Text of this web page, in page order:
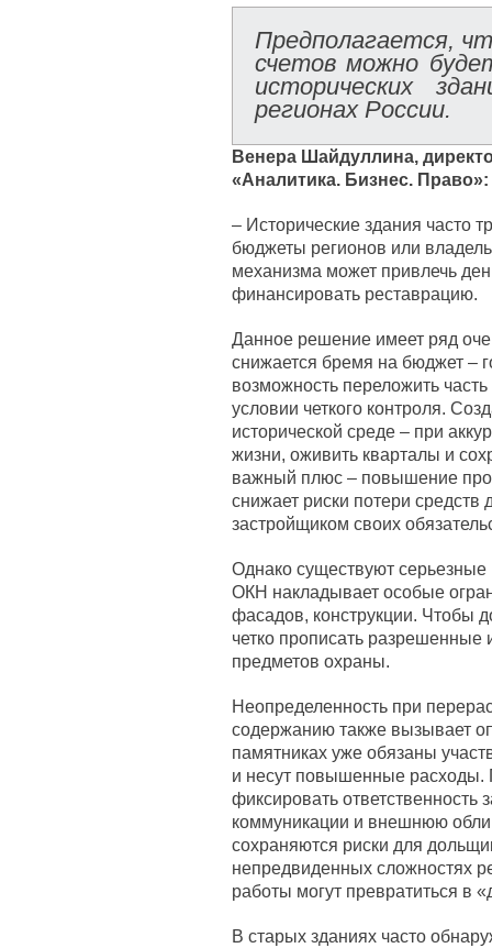
Предполагается,
счетов можно
исторических
регионах России.
Венера Шайдуллина,
«Аналитика. Бизнес. Право»:
– Исторические здания часто
бюджеты регионов или
механизма может привлечь
финансировать реставрацию.
Данное решение имеет ряд
снижается бремя на бюджет –
возможность переложить
условии четкого контроля.
исторической среде – при
жизни, оживить кварталы и
важный плюс – повышение
снижает риски потери
застройщиком своих
Однако существуют серьезные
ОКН накладывает особые
фасадов, конструкции. Чтобы
четко прописать
предметов охраны.
Неопределенность при
содержанию также вызывает
памятниках уже обязаны
и несут повышенные расходы.
фиксировать ответственность
коммуникации и внешнюю
сохраняются риски для
непредвиденных сложностях
работы могут превратиться в
В старых зданиях часто